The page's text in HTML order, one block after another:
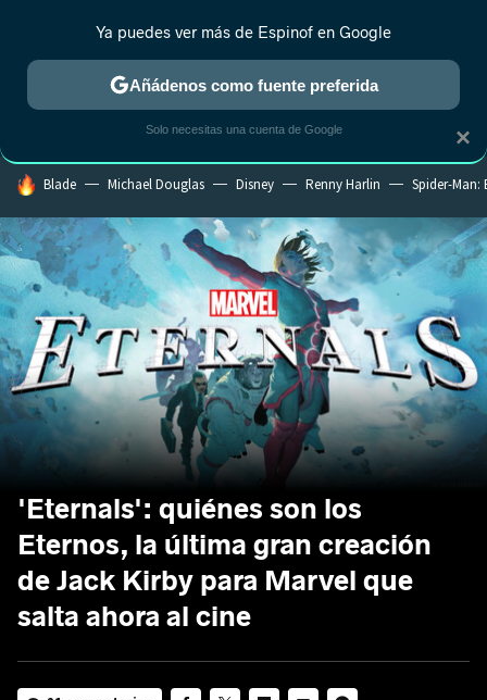
ESTRENOS REALITY ANIME RANKINGS CINE
HOY SE HABLA DE
Blade Michael Douglas Disney Renny Harlin Spider-Man:
'Eternals': quiénes son los
Eternos, la última gran creación
de Jack Kirby para Marvel que
salta ahora al cine
×
Ya puedes ver más de Espinof en Google
Añádenos como fuente preferida
Solo necesitas una cuenta de Google